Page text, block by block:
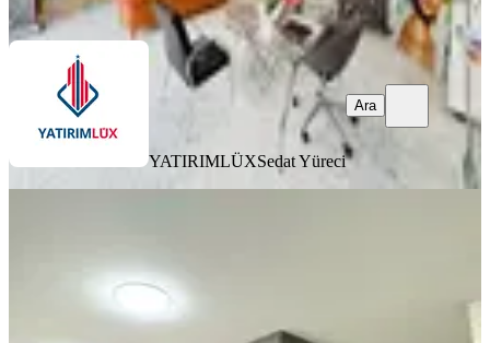
Ara
YATIRIMLÜXSedat Yüreci
Ara
Merkezefendi, Altıntop Mahallesi
1 Oda·